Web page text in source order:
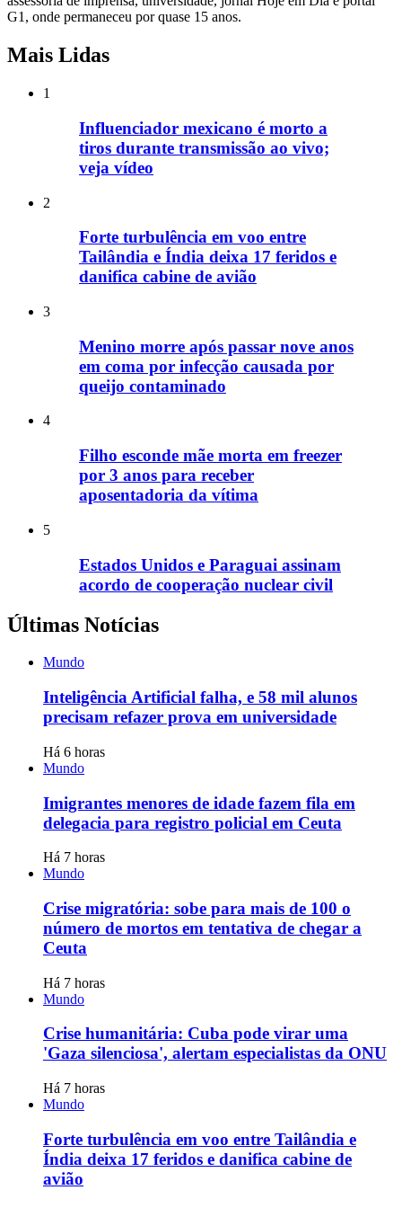
G1, onde permaneceu por quase 15 anos.
Mais Lidas
1
Influenciador mexicano é morto a
tiros durante transmissão ao vivo;
veja vídeo
2
Forte turbulência em voo entre
Tailândia e Índia deixa 17 feridos e
danifica cabine de avião
3
Menino morre após passar nove anos
em coma por infecção causada por
queijo contaminado
4
Filho esconde mãe morta em freezer
por 3 anos para receber
aposentadoria da vítima
5
Estados Unidos e Paraguai assinam
acordo de cooperação nuclear civil
Últimas Notícias
Mundo
Inteligência Artificial falha, e 58 mil alunos
precisam refazer prova em universidade
Há 6 horas
Mundo
Imigrantes menores de idade fazem fila em
delegacia para registro policial em Ceuta
Há 7 horas
Mundo
Crise migratória: sobe para mais de 100 o
número de mortos em tentativa de chegar a
Ceuta
Há 7 horas
Mundo
Crise humanitária: Cuba pode virar uma
'Gaza silenciosa', alertam especialistas da ONU
Há 7 horas
Mundo
Forte turbulência em voo entre Tailândia e
Índia deixa 17 feridos e danifica cabine de
avião